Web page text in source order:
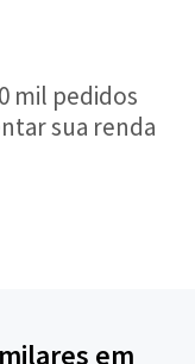
mil pedidos
sua renda
em